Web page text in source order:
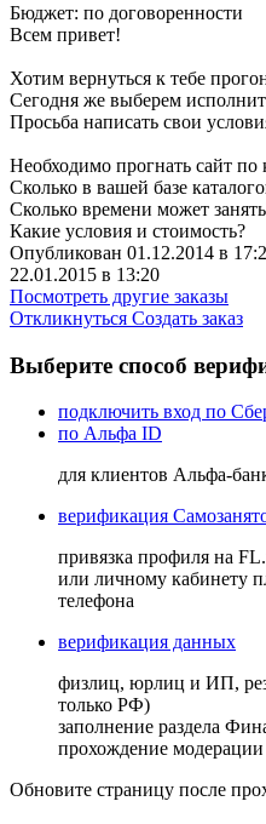
Бюджет: по договоренности
Всем привет!
Хотим вернуться к тебе
Сегодня же выберем
Просьба написать свои
Необходимо прогнать сайт по
Сколько в вашей базе
Сколько времени может
Какие условия и стоимость?
Опубликован 01.12.2014 в
22.01.2015 в 13:20
Посмотреть другие заказы
Откликнуться Создать заказ
Выберите способ
подключить вход по
по Альфа ID
для клиентов Альфа-
верификация
привязка профиля на
или личному кабинету
телефона
верификация данных
физлиц, юрлиц и ИП,
только РФ)
заполнение раздела
прохождение модерации
Обновите страницу после